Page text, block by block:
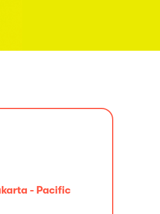
- Pacific